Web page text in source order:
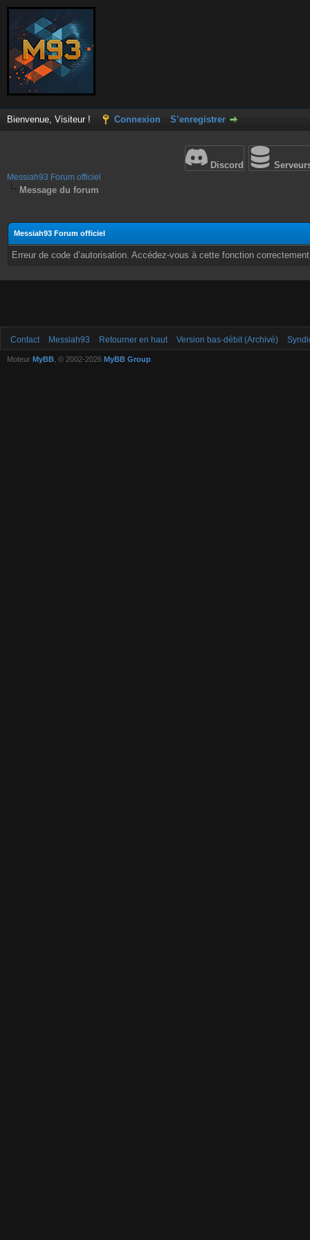
Bienvenue, Visiteur ! Connexion S’enregistrer
Discord
Messiah93 Forum officiel
Message du forum
Messiah93 Forum officiel
Erreur de code d’autorisation. Accédez-vous à cette fonction
Contact Messiah93 Retourner en haut Version bas-débit (Archivé)
Moteur MyBB , © 2002-2026 MyBB Group